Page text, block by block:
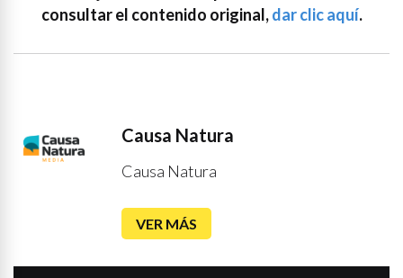
consultar el contenido original,dar clic aquí.
Causa Natura
Causa Natura
VER MÁS